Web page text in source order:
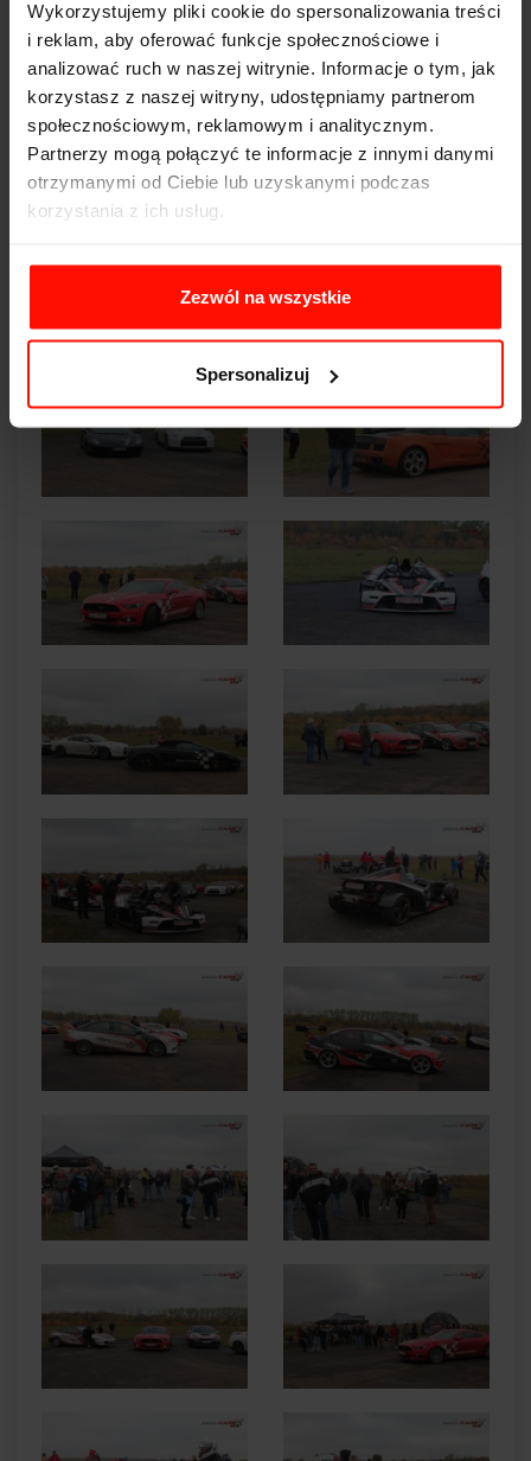
Wykorzystujemy pliki cookie do spersonalizowania treści
i reklam, aby oferować funkcje społecznościowe i
analizować ruch w naszej witrynie. Informacje o tym, jak
korzystasz z naszej witryny, udostępniamy partnerom
społecznościowym, reklamowym i analitycznym.
Partnerzy mogą połączyć te informacje z innymi danymi
otrzymanymi od Ciebie lub uzyskanymi podczas
korzystania z ich usług.
Zezwól na wszystkie
Spersonalizuj